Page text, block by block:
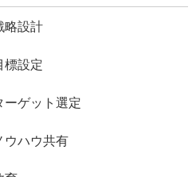
略設計
標設定
ーゲット選定
ウハウ共有